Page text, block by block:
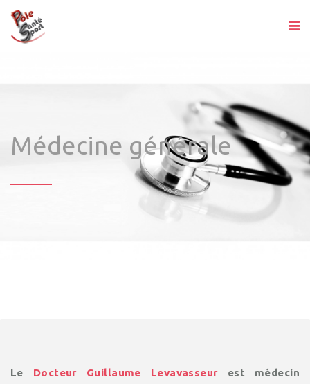
Médecine générale
Le Docteur Guillaume Levavasseurest médecin